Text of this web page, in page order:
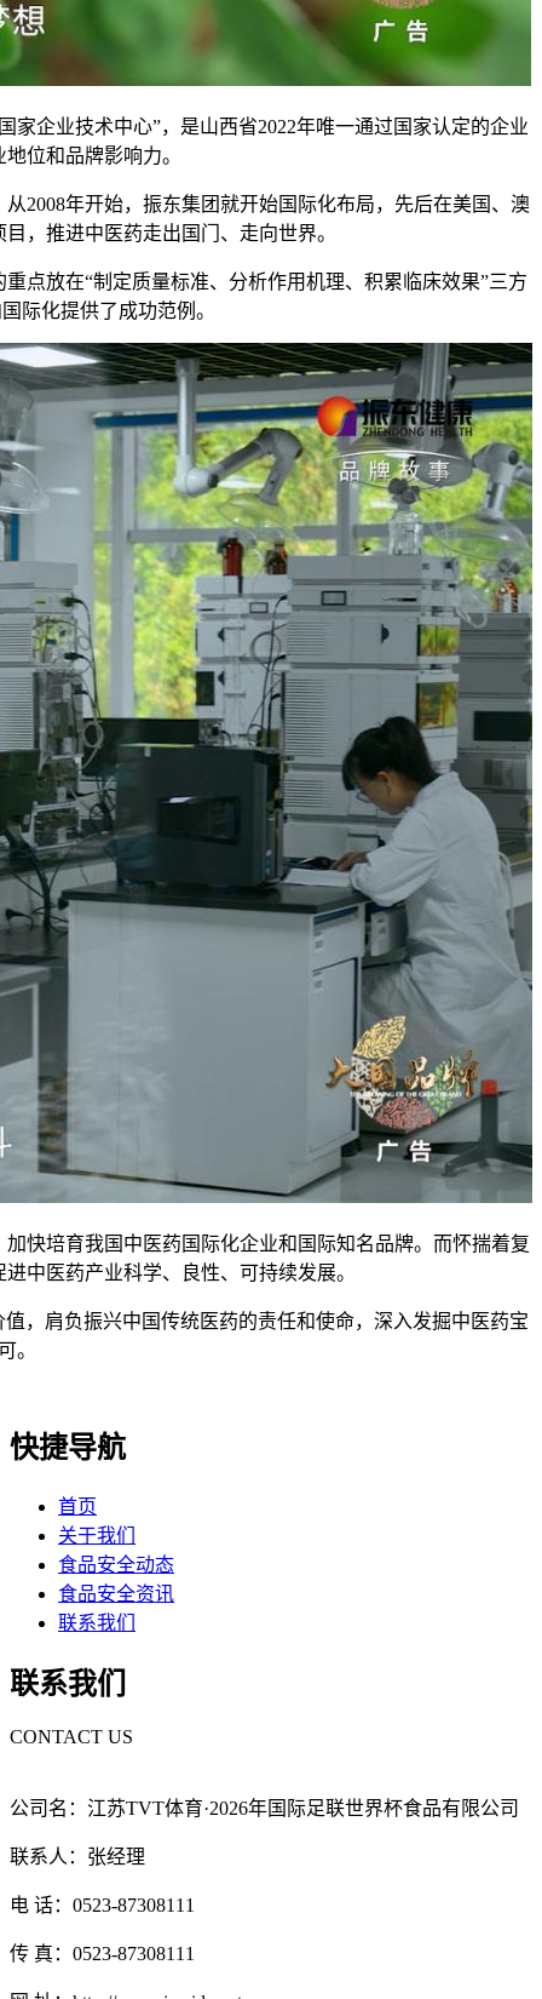
企业技术中心”，是山西省2022年唯一通过国家认定的企业
位和品牌影响力。
年开始，振东集团就开始国际化布局，先后在美国、澳
，推进中医药走出国门、走向世界。
放在“制定质量标准、分析作用机理、积累临床效果”三方
际化提供了成功范例。
培育我国中医药国际化企业和国际知名品牌。而怀揣着复
中医药产业科学、良性、可持续发展。
肩负振兴中国传统医药的责任和使命，深入发掘中医药宝
。
快捷导航
首页
关于我们
食品安全动态
食品安全资讯
联系我们
联系我们
CONTACT US
公司名：江苏TVT体育·2026年国际足联世界杯食品有限公司
联系人：张经理
电 话：0523-87308111
传 真：0523-87308111